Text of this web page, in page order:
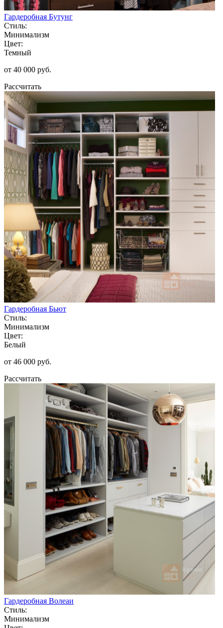
Гардеробная Бутунг
Стиль:
Минимализм
Цвет:
Темный
от 40 000 руб.
Рассчитать
Гардеробная Бьют
Стиль:
Минимализм
Цвет:
Белый
от 46 000 руб.
Рассчитать
Гардеробная Волеаи
Стиль:
Минимализм